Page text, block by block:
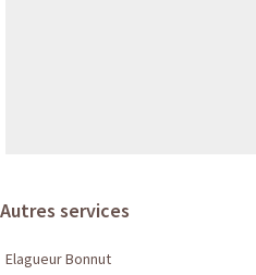
Autres services
Elagueur Bonnut